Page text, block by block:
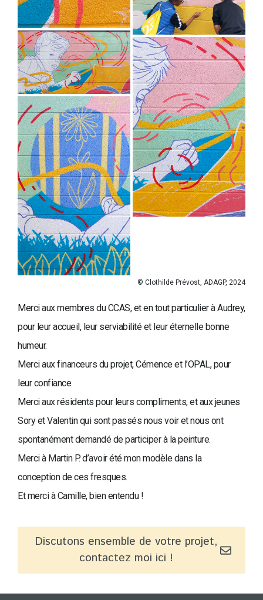
© Clothilde Prévost, ADAGP, 2024
Merci aux membres du CCAS, et en tout particulier à Audrey,
pour leur accueil, leur serviabilité et leur éternelle bonne
humeur.
Merci aux financeurs du projet, Cémence et l’OPAL, pour
leur confiance.
Merci aux résidents pour leurs compliments, et aux jeunes
Sory et Valentin qui sont passés nous voir et nous ont
spontanément demandé de participer à la peinture.
Merci à Martin P. d’avoir été mon modèle dans la
conception de ces fresques.
Et merci à Camille, bien entendu !
Discutons ensemble de votre projet,
contactez moi ici !